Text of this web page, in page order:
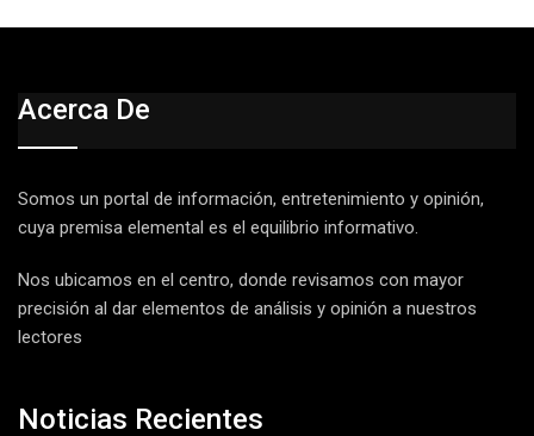
Acerca De
Somos un portal de información, entretenimiento y opinión,
cuya premisa elemental es el equilibrio informativo.
Nos ubicamos en el centro, donde revisamos con mayor
precisión al dar elementos de análisis y opinión a nuestros
lectores
Noticias Recientes